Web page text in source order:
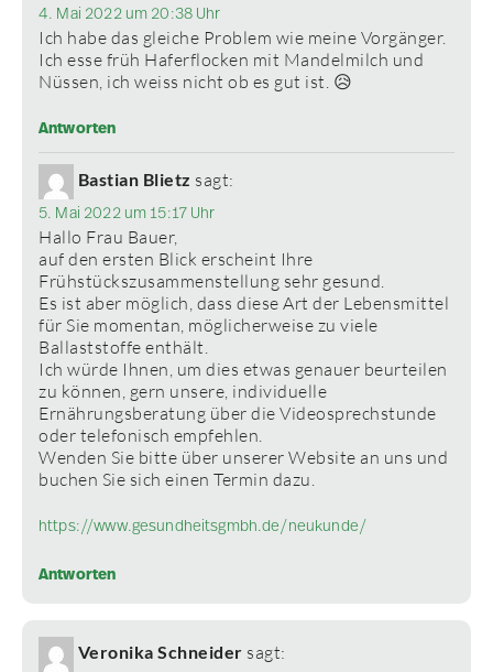
4. Mai 2022 um 20:38 Uhr
Ich habe das gleiche Problem wie meine Vorgänger.
Ich esse früh Haferflocken mit Mandelmilch und
Nüssen, ich weiss nicht ob es gut ist. 😥
Antworten
Bastian Blietz sagt:
5. Mai 2022 um 15:17 Uhr
Hallo Frau Bauer,
auf den ersten Blick erscheint Ihre
Frühstückszusammenstellung sehr gesund.
Es ist aber möglich, dass diese Art der Lebensmittel
für Sie momentan, möglicherweise zu viele
Ballaststoffe enthält.
Ich würde Ihnen, um dies etwas genauer beurteilen
zu können, gern unsere, individuelle
Ernährungsberatung über die Videosprechstunde
oder telefonisch empfehlen.
Wenden Sie bitte über unserer Website an uns und
buchen Sie sich einen Termin dazu.
https://www.gesundheitsgmbh.de/neukunde/
Antworten
Veronika Schneider sagt: